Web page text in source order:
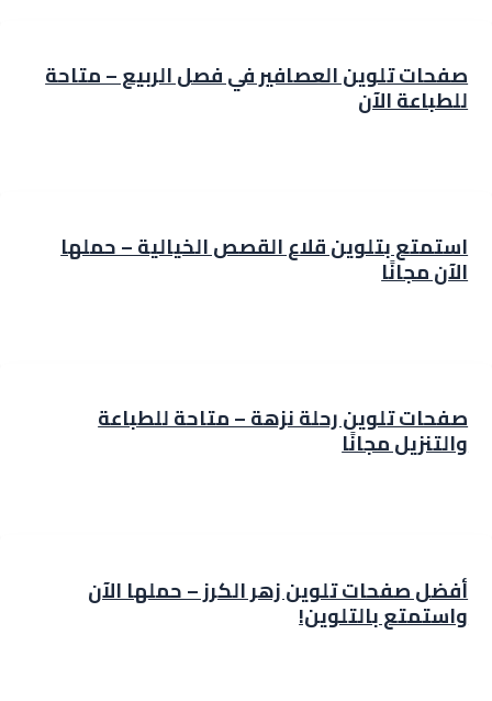
صفحات تلوين العصافير في فصل الربيع – متاحة
للطباعة الآن
استمتع بتلوين قلاع القصص الخيالية – حملها
الآن مجانًا
صفحات تلوين رحلة نزهة – متاحة للطباعة
والتنزيل مجانًا
أفضل صفحات تلوين زهر الكرز – حملها الآن
واستمتع بالتلوين!